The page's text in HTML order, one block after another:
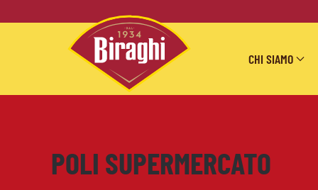
Skip to main content
CHI SIAMO
POLI SUPERMERCATO